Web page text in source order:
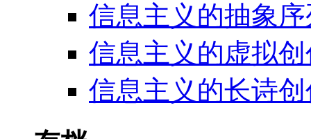
信息主义的抽象
信息主义的虚拟
信息主义的长诗